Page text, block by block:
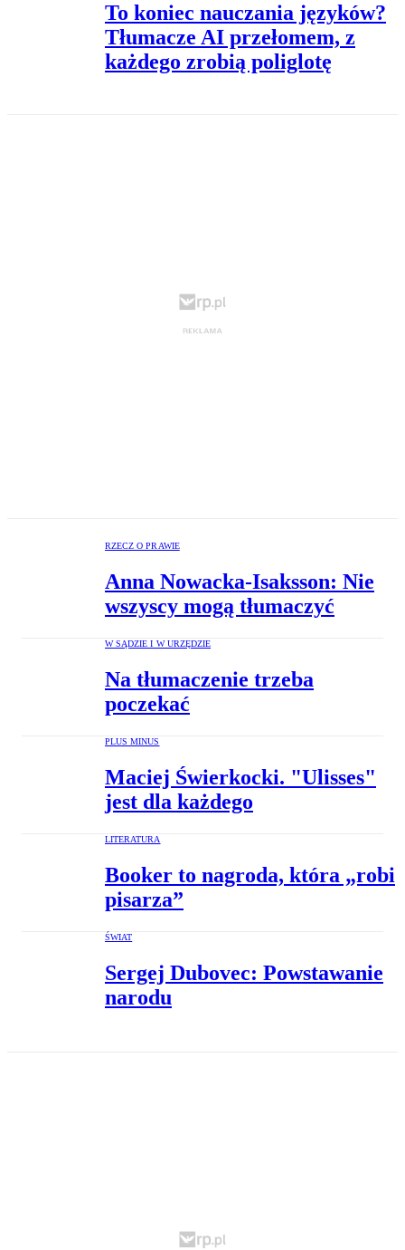
To koniec nauczania języków?
Tłumacze AI przełomem, z
każdego zrobią poliglotę
RZECZ O PRAWIE
Anna Nowacka-Isaksson: Nie
wszyscy mogą tłumaczyć
W SĄDZIE I W URZĘDZIE
Na tłumaczenie trzeba
poczekać
PLUS MINUS
Maciej Świerkocki. "Ulisses"
jest dla każdego
LITERATURA
Booker to nagroda, która „robi
pisarza”
ŚWIAT
Sergej Dubovec: Powstawanie
narodu